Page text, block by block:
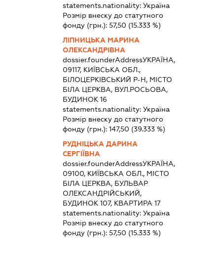
statements.nationality: Україна
Розмір внеску до статутного
фонду (грн.): 57,50 (15.333 %)
ЛІПНИЦЬКА МАРИНА
ОЛЕКСАНДРІВНА
dossier.founderAddressУКРАЇНА,
09117, КИЇВСЬКА ОБЛ.,
БІЛОЦЕРКІВСЬКИЙ Р-Н, МІСТО
БІЛА ЦЕРКВА, ВУЛ.РОСЬОВА,
БУДИНОК 16
statements.nationality: Україна
Розмір внеску до статутного
фонду (грн.): 147,50 (39.333 %)
РУДНІЦЬКА ДАРИНА
СЕРГІЇВНА
dossier.founderAddressУКРАЇНА,
09100, КИЇВСЬКА ОБЛ., МІСТО
БІЛА ЦЕРКВА, БУЛЬВАР
ОЛЕКСАНДРІЙСЬКИЙ,
БУДИНОК 107, КВАРТИРА 17
statements.nationality: Україна
Розмір внеску до статутного
фонду (грн.): 57,50 (15.333 %)